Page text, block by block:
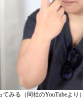
みる（同社のYouTubeより）